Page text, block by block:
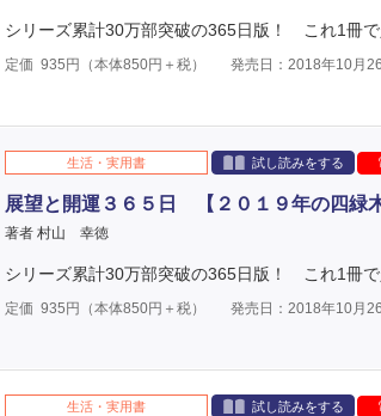
シリーズ累計30万部突破の365日版！ これ1冊で
定価 935 円（本体850円＋税） 発売日：2018年10月
生活・実用書 試し読みをする
展望と開運３６５日 【２０１９年の四緑木
著者 村山 幸徳
シリーズ累計30万部突破の365日版！ これ1冊で
定価 935 円（本体850円＋税） 発売日：2018年10月
生活・実用書 試し読みをする